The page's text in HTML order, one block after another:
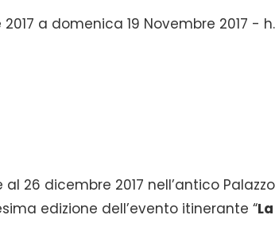
a domenica 19 Novembre 2017 - h.
al 26 dicembre 2017 nell’antico
edizione dell’evento itinerante “